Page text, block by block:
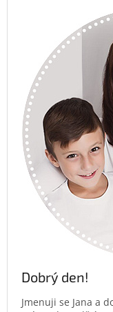
Dobrý den!
Jmenuji se Jana a